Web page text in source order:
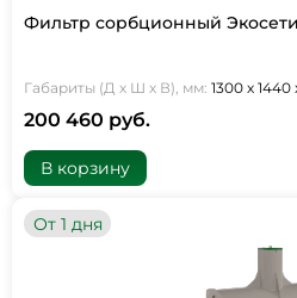
Фильтр сорбционный
Габариты (Д х Ш х В), мм: 1300 х 1440
200 460 руб.
В корзину
От 1 дня